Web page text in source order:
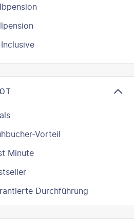
Vorteil
Minute
Durchführung